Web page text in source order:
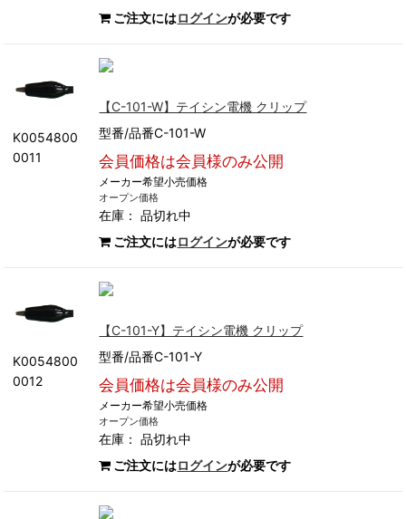
ご注文にはログインが必要です
K0054800
0011
【C-101-W】テイシン電機 クリップ
型番/品番C-101-W
会員価格は会員様のみ公開
メーカー希望小売価格
オープン価格
在庫：品切れ中
ご注文にはログインが必要です
K0054800
0012
【C-101-Y】テイシン電機 クリップ
型番/品番C-101-Y
会員価格は会員様のみ公開
メーカー希望小売価格
オープン価格
在庫：品切れ中
ご注文にはログインが必要です